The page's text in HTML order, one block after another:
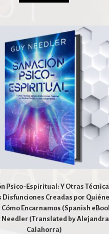
Psico-Espiritual: Y Otras
Disfunciones Creadas por
Cómo Encarnamos (Spanish
Needler (Translated by Alejandra
Calahorra)